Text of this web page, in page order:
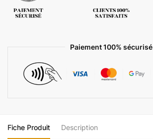
Paiement 100% sécurisé
Fiche Produit Description